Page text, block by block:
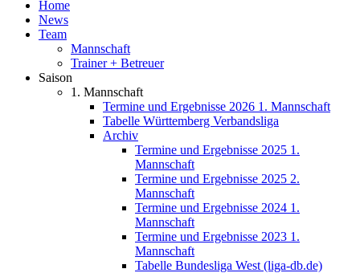
Home
News
Team
Mannschaft
Trainer + Betreuer
Saison
1. Mannschaft
Termine und Ergebnisse 2026 1. Mannschaft
Tabelle Württemberg Verbandsliga
Archiv
Termine und Ergebnisse 2025 1.
Mannschaft
Termine und Ergebnisse 2025 2.
Mannschaft
Termine und Ergebnisse 2024 1.
Mannschaft
Termine und Ergebnisse 2023 1.
Mannschaft
Tabelle Bundesliga West (liga-db.de)